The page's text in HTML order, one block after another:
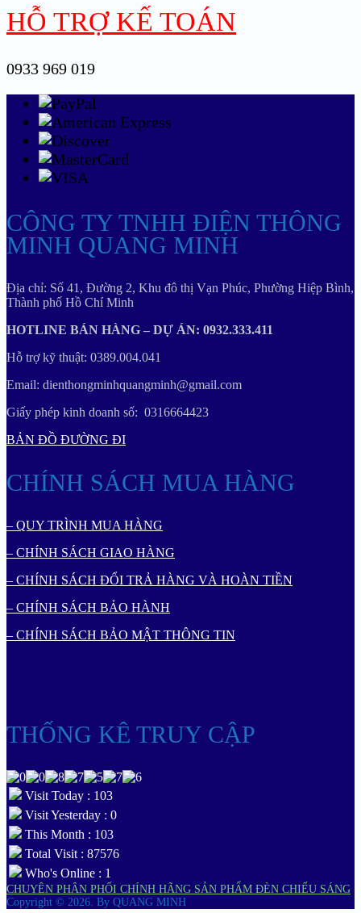
HỖ TRỢ KẾ TOÁN
0933 969 019
CÔNG TY TNHH ĐIỆN THÔNG
MINH QUANG MINH
Địa chỉ: Số 41, Đường 2, Khu đô thị Vạn Phúc, Phường Hiệp Bình,
Thành phố Hồ Chí Minh
HOTLINE BÁN HÀNG – DỰ ÁN: 0932.333.411
Hỗ trợ kỹ thuật: 0389.004.041
Email: dienthongminhquangminh@gmail.com
Giấy phép kinh doanh số: 0316664423
BẢN ĐỒ ĐƯỜNG ĐI
CHÍNH SÁCH MUA HÀNG
– QUY TRÌNH MUA HÀNG
– CHÍNH SÁCH GIAO HÀNG
– CHÍNH SÁCH ĐỔI TRẢ HÀNG VÀ HOÀN TIỀN
– CHÍNH SÁCH BẢO HÀNH
– CHÍNH SÁCH BẢO MẬT THÔNG TIN
THỐNG KÊ TRUY CẬP
Visit Today : 103
Visit Yesterday : 0
This Month : 103
Total Visit : 87576
Who's Online : 1
CHUYÊN PHÂN PHỐI CHÍNH HÃNG SẢN PHẨM ĐÈN CHIẾU SÁNG
Copyright © 2026. By QUANG MINH